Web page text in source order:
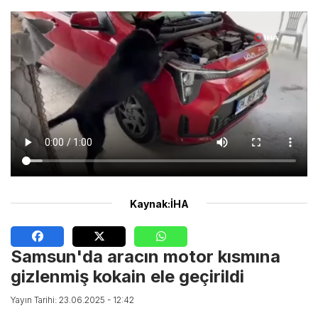
Kaynak:İHA
Samsun'da aracın motor kısmına
gizlenmiş kokain ele geçirildi
Yayın Tarihi: 23.06.2025 - 12:42